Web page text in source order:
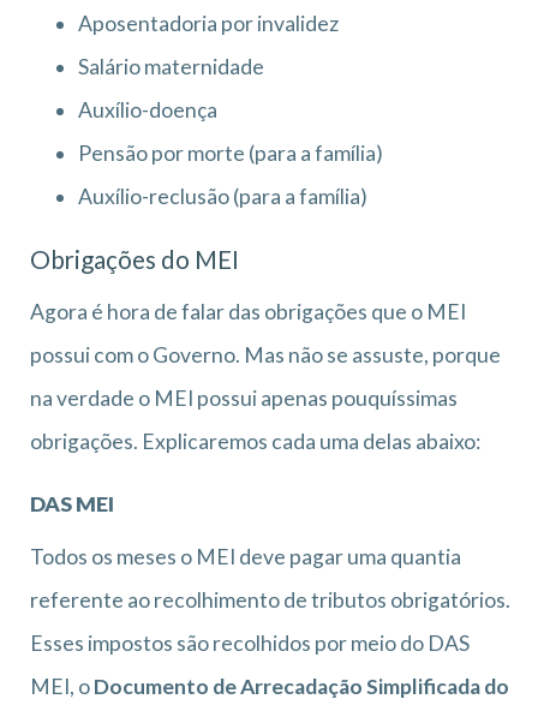
Aposentadoria por invalidez
Salário maternidade
Auxílio-doença
Pensão por morte (para a família)
Auxílio-reclusão (para a família)
Obrigações do MEI
Agora é hora de falar das obrigações que o MEI
possui com o Governo. Mas não se assuste, porque
na verdade o MEI possui apenas pouquíssimas
obrigações. Explicaremos cada uma delas abaixo:
DAS MEI
Todos os meses o MEI deve pagar uma quantia
referente ao recolhimento de tributos obrigatórios.
Esses impostos são recolhidos por meio do DAS
MEI, oDocumento de Arrecadação Simplificada do